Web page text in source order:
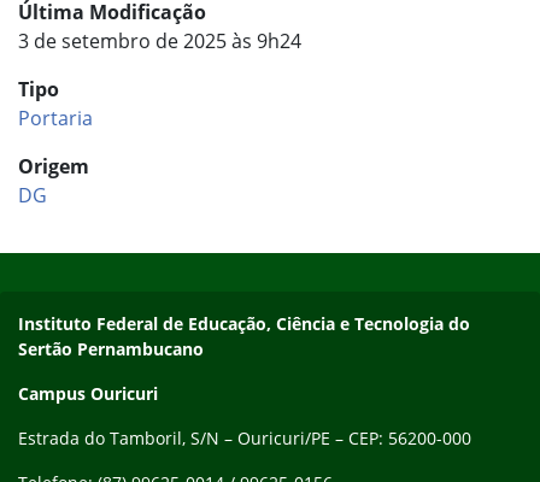
Última Modificação
3 de setembro de 2025 às 9h24
Tipo
Portaria
Origem
DG
Endereço
Instituto Federal de Educação, Ciência e Tecnologia do
Sertão Pernambucano
Campus Ouricuri
Estrada do Tamboril, S/N – Ouricuri/PE – CEP: 56200-000